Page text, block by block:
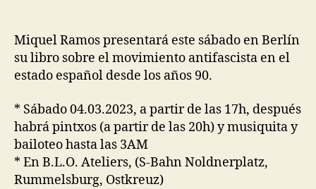
Miquel Ramos presentará este sábado en Berlín
su libro sobre el movimiento antifascista en el
estado español desde los años 90.
* Sábado 04.03.2023, a partir de las 17h, después
habrá pintxos (a partir de las 20h) y musiquita y
bailoteo hasta las 3AM
* En B.L.O. Ateliers, (S-Bahn Noldnerplatz,
Rummelsburg, Ostkreuz)